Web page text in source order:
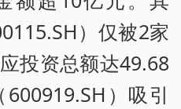
）仅被2家
投资总额达49.68
）吸引